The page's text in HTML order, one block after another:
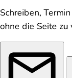
Schreiben,
ohne die Seite zu